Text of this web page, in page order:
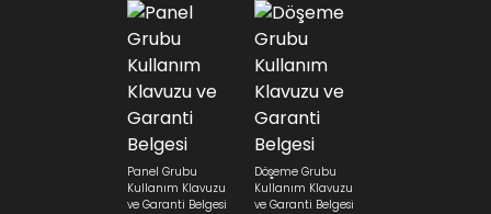
Panel Grubu
Kullanım Klavuzu
ve Garanti Belgesi
Döşeme Grubu
Kullanım Klavuzu
ve Garanti Belgesi